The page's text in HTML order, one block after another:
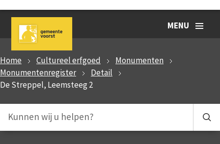
MENU
Home Cultureel erfgoed
Monumenten
Monumentenregister
Detail
De Streppel, Leemsteeg 2